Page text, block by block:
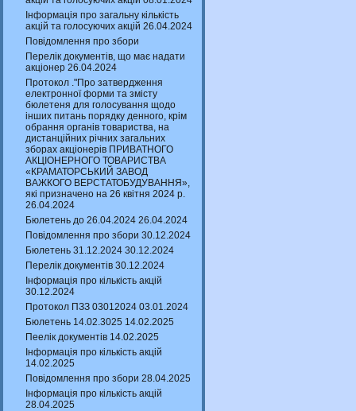
Інформація про загальну кількість
акцій та голосуючих акцій 26.04.2024
Повідомлення про збори
Перелік документів, що має надати
акціонер 26.04.2024
Протокол ."Про затвердження
електронної форми та змісту
бюлетеня для голосування щодо
інших питань порядку денного, крім
обрання органів товариства, на
дистанційних річних загальних
зборах акціонерів ПРИВАТНОГО
АКЦІОНЕРНОГО ТОВАРИСТВА
«КРАМАТОРСЬКИЙ ЗАВОД
ВАЖКОГО ВЕРСТАТОБУДУВАННЯ»,
які призначено на 26 квітня 2024 р.
26.04.2024
Бюлетень до 26.04.2024 26.04.2024
Повідомлення про збори 30.12.2024
Бюлетень 31.12.2024 30.12.2024
Перелік документів 30.12.2024
Інформація про кількість акцій
30.12.2024
Протокол ПЗЗ 03012024 03.01.2024
Бюлетень 14.02.3025 14.02.2025
Пеелік документів 14.02.2025
Інформація про кількість акцій
14.02.2025
Повідомлення про збори 28.04.2025
Інформація про кількість акцій
28.04.2025